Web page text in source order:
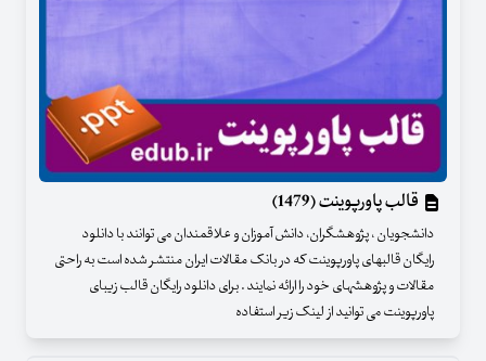
قالب پاورپوینت (1479)
دانشجویان ، پژوهشگران، دانش آموزان و علاقمندان می توانند با دانلود
رایگان قالبهای پاورپوینت که در بانک مقالات ایران منتشر شده است به راحتی
مقالات و پژوهشهای خود را ارائه نمایند . برای دانلود رایگان قالب زیبای
پاورپوینت می توانید از لینک زیر استفاده